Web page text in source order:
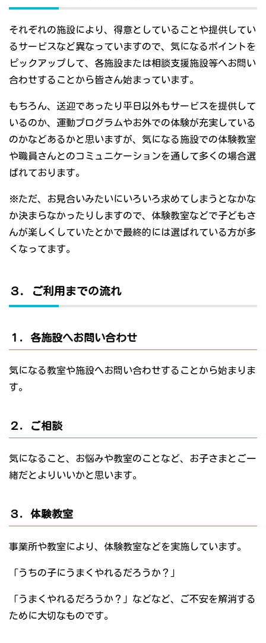
それぞれの施設により、得意としていることや提供してい
るサービスなど異なっていますので、気になるポイントを
ピックアップして、各施設または相談支援施設等へお問い
合わせすることから皆さん始まっています。
もちろん、送迎であったり平日以外もサービスを提供して
いるのか、運動プログラムやお外での体験が充実している
のかなどあるかと思いますが、気になる施設での体験教室
や職員さんとのコミュニケーションを通して多くの場合選
ばれております。
※ただ、お見合いみたいにいろいろ求めてしまうとなかな
か決まらなかったりしますので、体験教室などで子どもさ
んが楽しくしていたとかで最終的には選ばれている方が多
くなってます。
３．ご利用までの流れ
１．各施設へお問い合わせ
気になる教室や施設へお問い合わせすることから始まりま
す。
２．ご相談
気になること、お悩みや教室のことなど、お子さまとご一
緒だとよりいいかと思います。
３．体験教室
事業所や教室により、体験教室などを実施しています。
「うちの子にうまくやれるだろうか？」
「うまくやれるだろうか？」などなど、ご不安を解消する
ために大切なものです。